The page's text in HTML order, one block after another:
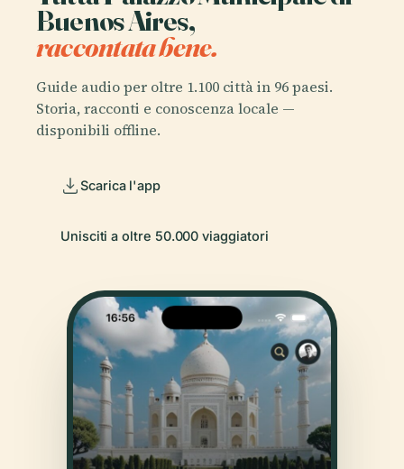
Buenos Aires,
raccontata bene.
Guide audio per oltre 1.100 città in 96 paesi.
Storia, racconti e conoscenza locale —
disponibili offline.
Scarica l'app
Unisciti a oltre 50.000 viaggiatori